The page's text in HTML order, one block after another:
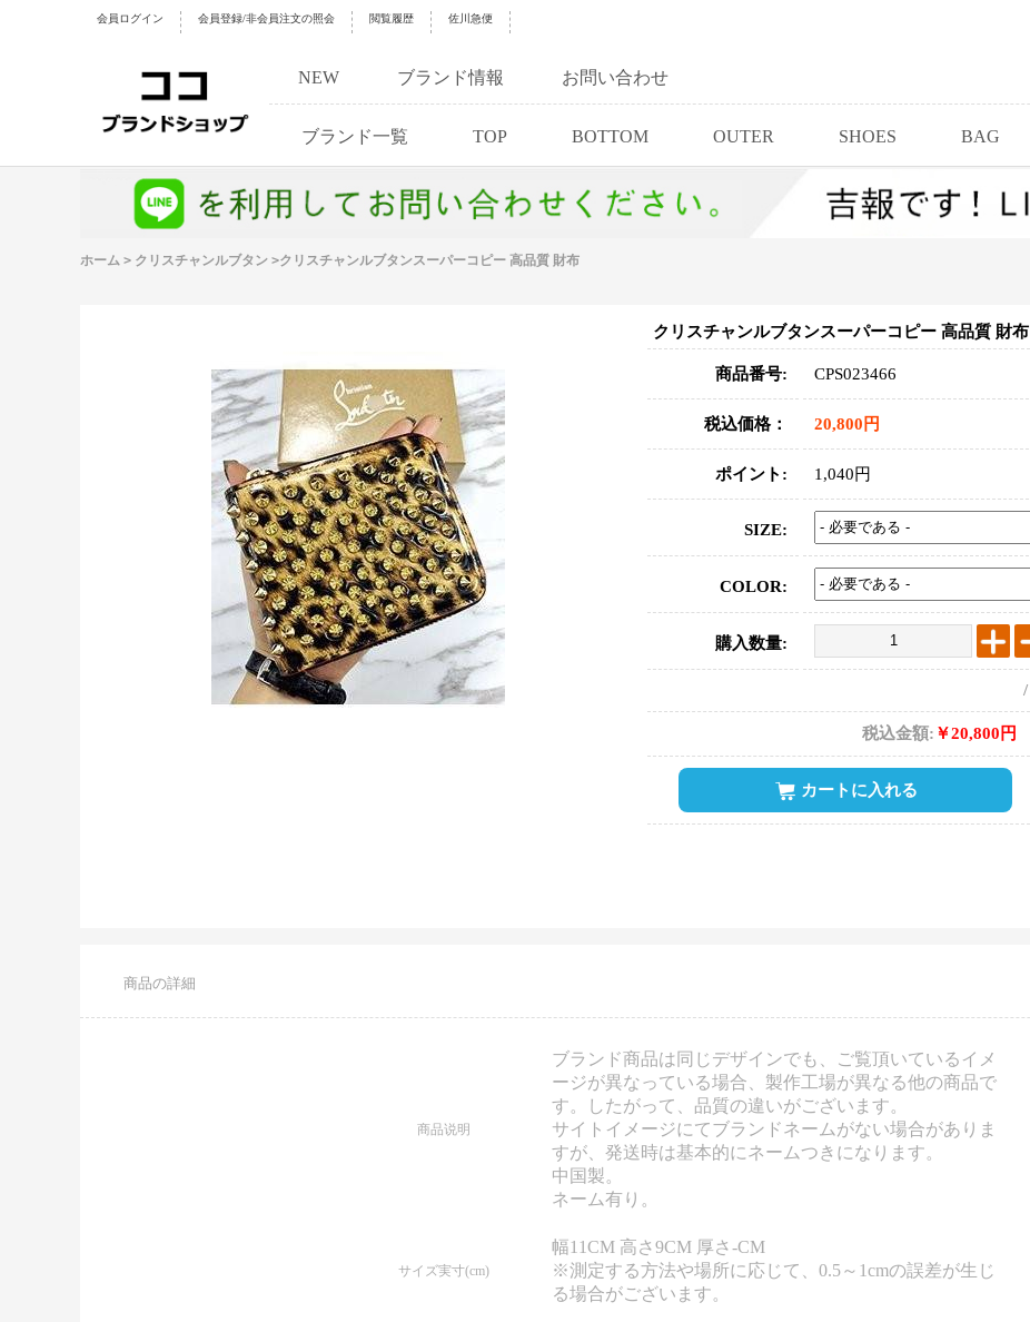
会員ログイン 会員登録/非会員注文の照会 閲覧履歴 佐川急便
NEW ブランド情報 お問い合わせ
ブランド一覧 TOP BOTTOM OUTER SHOES BAG
ホーム > クリスチャンルブタン >クリスチャンルブタンスーパーコピー 高品質 財布
クリスチャンルブタンスーパーコピー 高品質 財布
商品番号: CPS023466
税込価格： 20,800円
ポイント: 1,040円
SIZE:
COLOR:
購入数量:
/
税込金額: ￥20,800円
カートに入れる
商品の詳細
商品说明
ブランド商品は同じデザインでも、ご覧頂いているイメ
ージが異なっている場合、製作工場が異なる他の商品で
す。したがって、品質の違いがございます。
サイトイメージにてブランドネームがない場合がありま
すが、発送時は基本的にネームつきになります。
中国製。
ネーム有り。
サイズ実寸(cm)
幅11CM 高さ9CM 厚さ-CM
※測定する方法や場所に応じて、0.5～1cmの誤差が生じ
る場合がございます。